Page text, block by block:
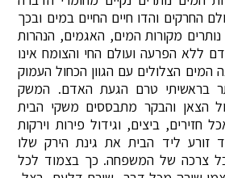
החרקים והדו חיים החיים במים ובכך
מקורות המים, האגמים, הנהרות
ללא הפרעה ועולם החי והצומח אינו
הצלולים עם הגוון הכחול העמוק
בראשיתי טרם הגעת האדם. המשק
הצאן והבקר מתבססים משקי הבית
ביצים, וגידול פירות וירקות
זורע ליד הבית את גינת הירק שלו
צרכה של המשפחה. כך בצמוד לכל